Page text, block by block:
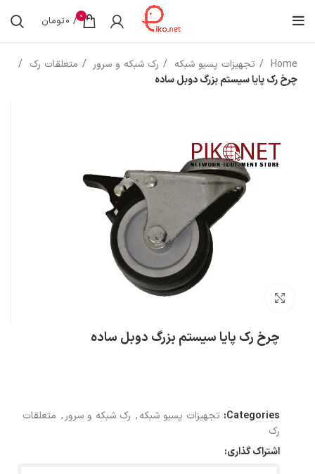
0
/
0تومان
Home تجهیزات پسیو شبکه رک شبکه و سرور
متعلقات رک
چرخ رک پایا سیستم بزرگ دوبل ساده
چرخ رک پایا سیستم بزرگ دوبل ساده
Categories: تجهیزات پسیو شبکه, رک شبکه و سرور , متعلقات
رک
اشتراک گذاری: